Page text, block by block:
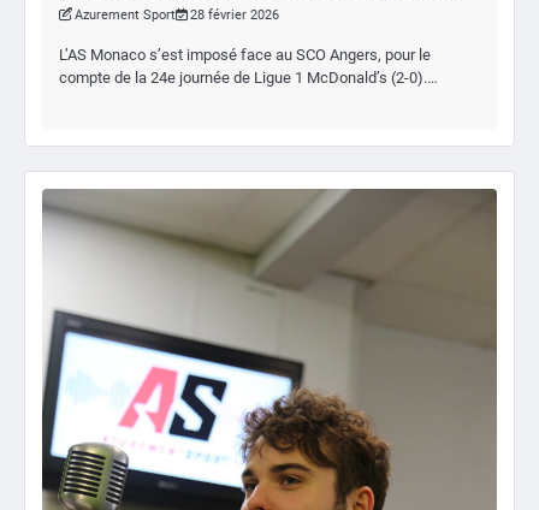
Azurement Sport 28 février 2026
L’AS Monaco s’est imposé face au SCO Angers, pour le
compte de la 24e journée de Ligue 1 McDonald’s (2-0).…